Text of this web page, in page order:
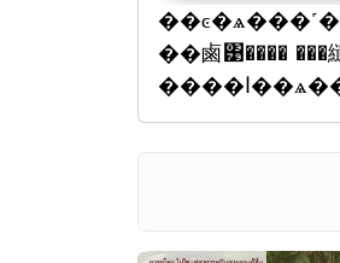
��鹵͹����